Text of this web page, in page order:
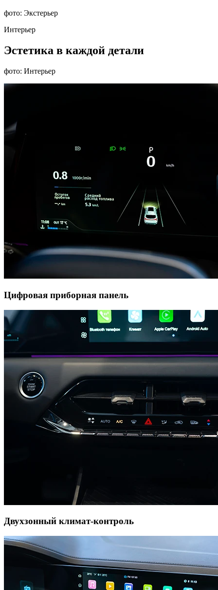
фото: Экстерьер
Интерьер
Эстетика в каждой детали
фото: Интерьер
Цифровая приборная панель
Двухзонный климат-контроль